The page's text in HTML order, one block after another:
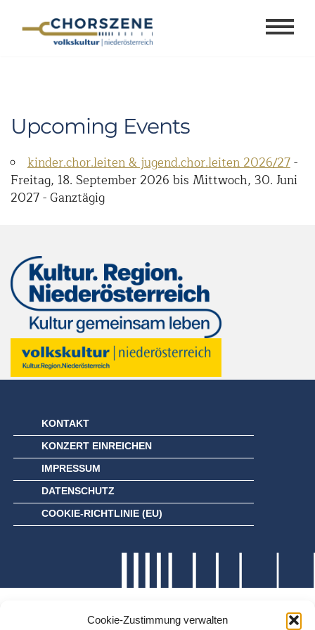
Cookie-Zustimmung verwalten
Upcoming Events
kinder.chor.leiten & jugend.chor.leiten 2026/27-
Freitag, 18. September 2026 bis Mittwoch, 30. Juni
2027 - Ganztägig
KONTAKT
KONZERT EINREICHEN
IMPRESSUM
DATENSCHUTZ
COOKIE-RICHTLINIE (EU)